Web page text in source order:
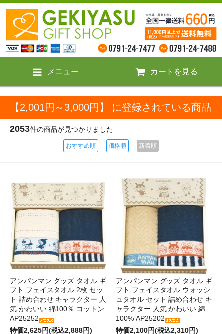
メニュー カートを見る
【2,001円～3,000円】 に登録されている商品
2053件の商品が見つかりました
おすすめ順 価格順 新着順
アンパンマン グッズ タオル ギ
フト フェイスタオル 2枚 セッ
ト 詰め合わせ キャラクター 人
気 かわいい 綿100％ コットン
AP25252
特価2,625円(税込2,888円)
アンパンマン グッズ タオル ギ
フト フェイスタオル ウォッシ
ュタオル セット 詰め合わせ キ
ャラクター 人気 かわいい 綿
100% AP25202
特価2,100円(税込2,310円)